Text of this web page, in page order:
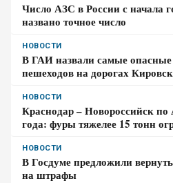
Число АЗС в России с начала
названо точное число
НОВОСТИ
В ГАИ назвали самые опасные
пешеходов на дорогах
НОВОСТИ
Краснодар – Новороссийск по
года: фуры тяжелее 15 тонн
НОВОСТИ
В Госдуме предложили
на штрафы